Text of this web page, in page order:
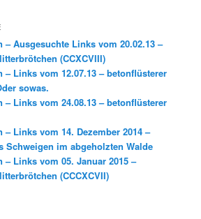
– Ausgesuchte Links vom 20.02.13 –
(CCXCVIII)
– Links vom 12.07.13 – betonflüsterer
sowas.
– Links vom 24.08.13 – betonflüsterer
– Links vom 14. Dezember 2014 –
Schweigen im abgeholzten Walde
– Links vom 05. Januar 2015 –
(CCCXCVII)